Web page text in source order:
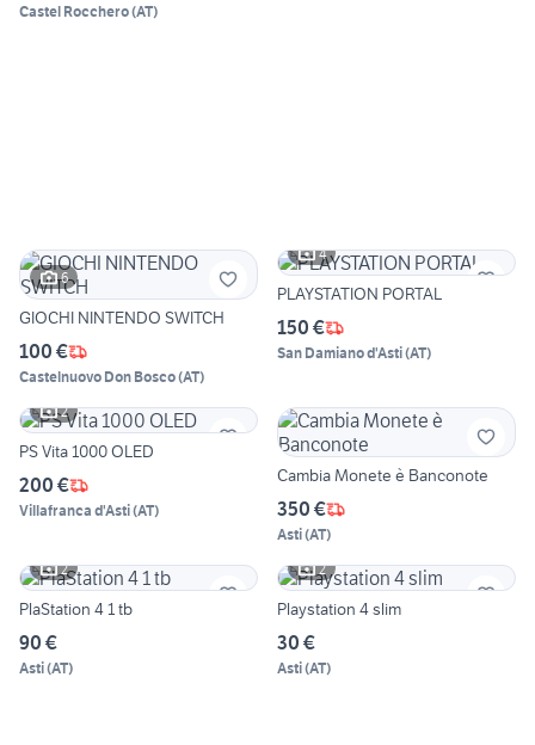
Castel Rocchero(AT)
6
GIOCHI NINTENDO SWITCH
100 €
Castelnuovo Don Bosco(AT)
4
PLAYSTATION PORTAL
150 €
San Damiano d'Asti(AT)
2
PS Vita 1000 OLED
200 €
Villafranca d'Asti(AT)
Cambia Monete è Banconote
350 €
Asti(AT)
2
PlaStation 4 1 tb
90 €
Asti(AT)
2
Playstation 4 slim
30 €
Asti(AT)